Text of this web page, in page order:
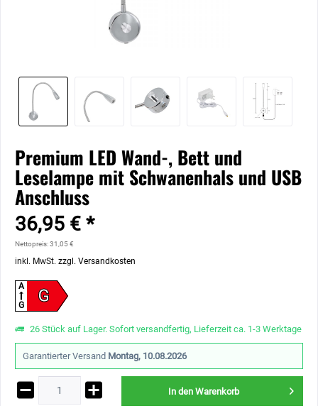
Premium LED Wand-, Bett und
Leselampe mit Schwanenhals und USB
Anschluss
36,95 € *
Nettopreis: 31,05 €
inkl. MwSt. zzgl. Versandkosten
G
A
G
26 Stück auf Lager. Sofort versandfertig, Lieferzeit ca. 1-3 Werktage
Garantierter Versand Montag, 10.08.2026
In den Warenkorb